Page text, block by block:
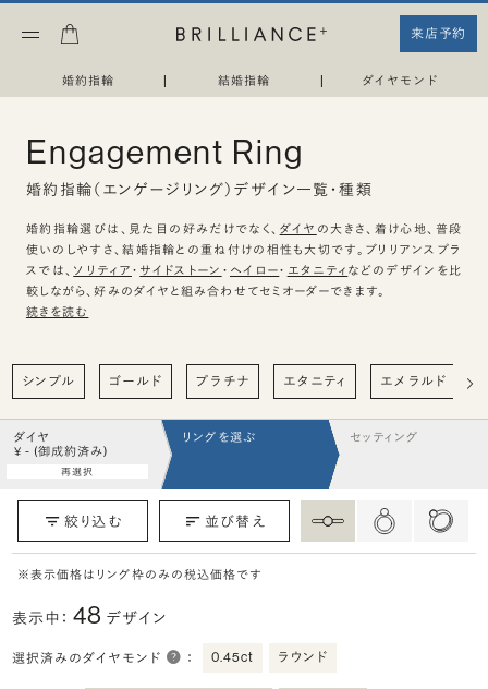
来店予約
婚約指輪 | 結婚指輪 | ダイヤモンド
Engagement Ring
婚約指輪（エンゲージリング）デザイン一覧・種類
婚約指輪選びは、見た目の好みだけでなく、 ダイヤ の大きさ、着け心地、普段
使いのしやすさ、結婚指輪との重ね付けの相性も大切です。ブリリアンスプラ
スでは、 ソリティア ・ サイドストーン ・ ヘイロー・ エタニティ などのデザインを比
較しながら、好みのダイヤと組み合わせてセミオーダーできます。
続きを読む
シンプル ゴールド プラチナ エタニティ エメラルド
ダイヤ
¥ - (御成約済み)
再選択
リングを選ぶ セッティング
絞り込む 並び替え
※表示価格はリング枠のみの税込価格です
表示中：48 デザイン
選択済みのダイヤモンド ： 0.45ct ラウンド